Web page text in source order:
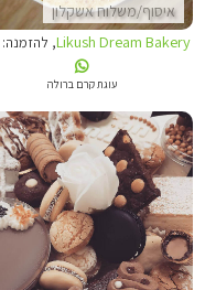
איסוף/משלוח אשקלון
Likush Dream Bakery, להזמנה:
עוגת קרם ברולה
LIKUSH DREAM BAKERY